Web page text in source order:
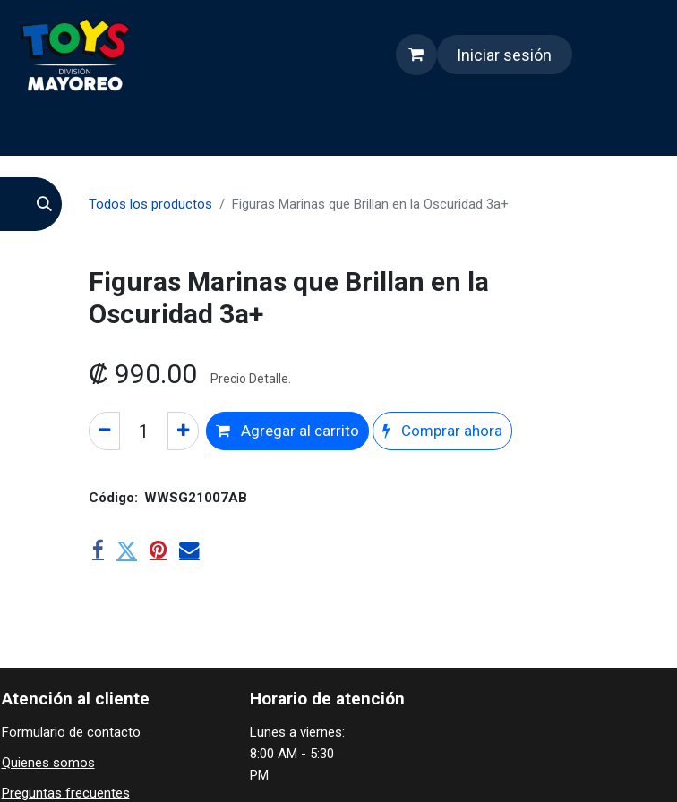
Iniciar sesión
Todos los productos Figuras Marinas que Brillan en la Oscuridad 3a+
Figuras Marinas que Brillan en la
Oscuridad 3a+
₡ 990.00 Precio Detalle.
Agregar al carrito Comprar ahora
Código: WWSG21007AB
Horario de atención
Lunes a viernes:
8:00 AM - 5:30
PM
Atención al cliente
Formulario de contacto
Quienes ​som​​​os
Preguntas frecuentes